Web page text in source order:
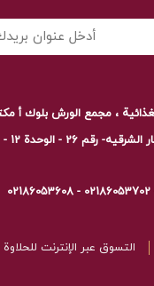
، مجمع الورش بلوك أ مكتب
رقم 26 - الوحدة 12 -
التسوق عبر الإنترنت